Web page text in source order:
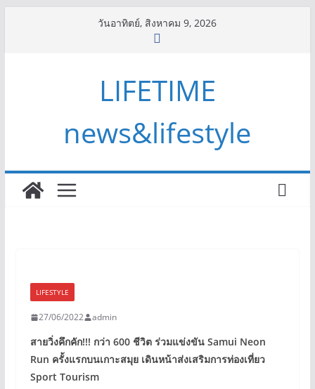
วันอาทิตย์, สิงหาคม 9, 2026
LIFETIME
news&lifestyle
LIFESTYLE
27/06/2022 admin
สายวิ่งคึกคัก!!! กว่า 600ชีวิต ร่วมแข่งขัน Samui Neon
Run ครั้งแรกบนเกาะสมุย เดินหน้าส่งเสริมการท่องเที่ยว
Sport Tourism